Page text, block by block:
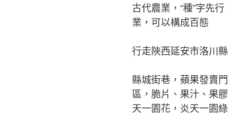
古代農業，“種”字先
業，可以構成百態
行走陜西延安市洛川
縣城街巷，蘋果發賣
區，脆片、果汁、果
天一園花，炎天一園